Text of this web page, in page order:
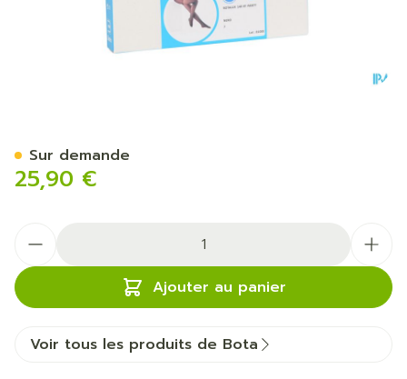
25,90 €
Ajouter au panier
Sur demande
Voir tous les produits de Bota